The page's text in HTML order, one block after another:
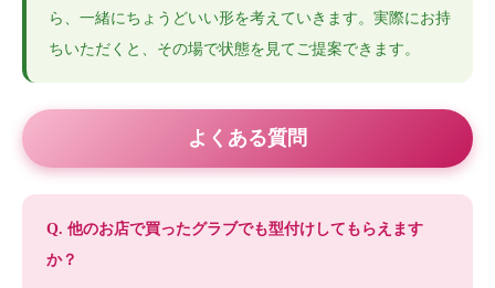
ら、一緒にちょうどいい形を考えていきます。実際にお持
ちいただくと、その場で状態を見てご提案できます。
よくある質問
Q. 他のお店で買ったグラブでも型付けしてもらえます
か？